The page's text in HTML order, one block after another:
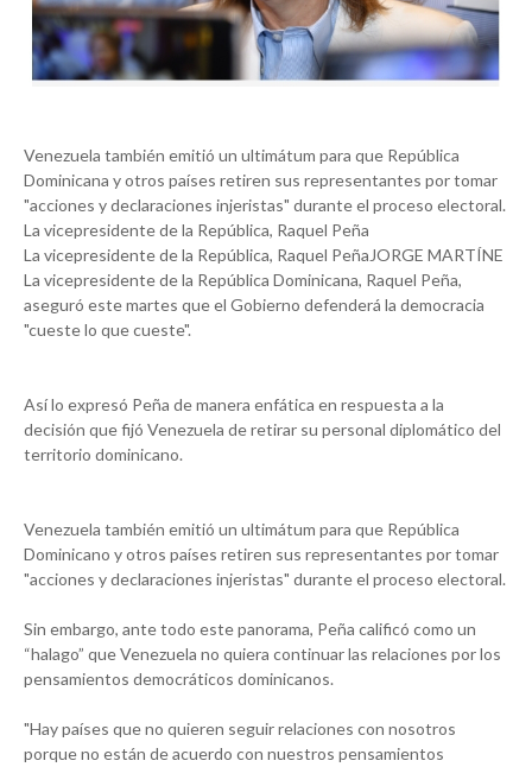
Venezuela también emitió un ultimátum para que República
Dominicana y otros países retiren sus representantes por tomar
"acciones y declaraciones injeristas" durante el proceso electoral.
La vicepresidente de la República, Raquel Peña
La vicepresidente de la República, Raquel PeñaJORGE MARTÍNE
La vicepresidente de la República Dominicana, Raquel Peña,
aseguró este martes que el Gobierno defenderá la democracia
"cueste lo que cueste".
Así lo expresó Peña de manera enfática en respuesta a la
decisión que fijó Venezuela de retirar su personal diplomático del
territorio dominicano.
Venezuela también emitió un ultimátum para que República
Dominicano y otros países retiren sus representantes por tomar
"acciones y declaraciones injeristas" durante el proceso electoral.
Sin embargo, ante todo este panorama, Peña calificó como un
“halago” que Venezuela no quiera continuar las relaciones por los
pensamientos democráticos dominicanos.
"Hay países que no quieren seguir relaciones con nosotros
porque no están de acuerdo con nuestros pensamientos